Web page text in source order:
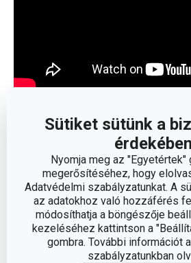
Sütiket sütünk a
érdekében
Nyomja meg az "Egyetértek"
megerősítéséhez, hogy
Adatvédelmi szabályzatunkat. A
az adatokhoz való hozzáférés
módosíthatja a böngészője
kezeléséhez kattintson a
gombra. További információt
szabályzatunkban
Olvasson